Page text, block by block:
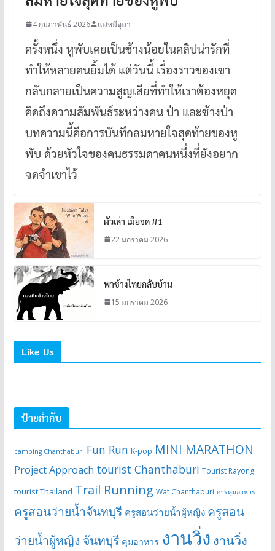
4 กุมภาพันธ์ 2026 แม่หมีอุมา
ครั้งหนึ่ง หูพับเคยเป็นช้างน้อยในคลิปน่ารักที่
ทำให้หลายคนยิ้มได้ แต่วันนี้ เรื่องราวของเขา
กลับกลายเป็นความสูญเสียที่ทำให้เราต้องหยุด
คิดถึงความสัมพันธ์ระหว่างคน ป่า และช้างป่า
บทความนี้คือการบันทึกลมหายใจสุดท้ายของหู
พับ ด้วยหัวใจของคนธรรมดาคนหนึ่งที่ยังอยาก
จดจำเขาไว้
ผัวเล่า เมียจด #1
22 มกราคม 2026
พาช้างไทยกลับบ้าน
15 มกราคม 2026
Like Us
ป้ายกำกับ
camping Chanthaburi Fun Run K-pop MINI MARATHON
Project Approach tourist Chanthaburi Tourist Rayong
tourist Thailand Trail Running Wat Chanthaburi การคุมอาหาร
ครูสอนว่ายน้ำจันทบุรี ครูสอนว่ายน้ำผู้หญิง ครูสอน
ว่ายน้ำผู้หญิง จันทบุรี คุมอาหาร งานวิ่ง งานวิ่ง